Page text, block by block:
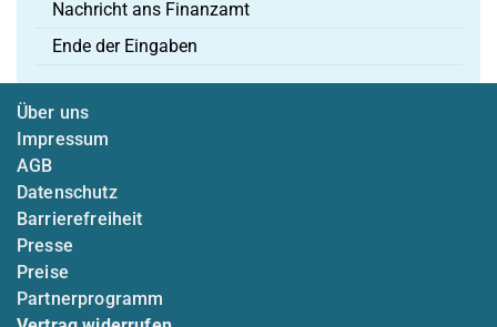
Nachricht ans Finanzamt
Ende der Eingaben
Über uns
Impressum
AGB
Datenschutz
Barrierefreiheit
Presse
Preise
Partnerprogramm